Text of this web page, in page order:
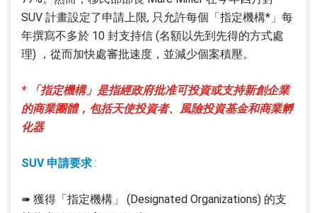
SUV 計畫設定了申請上限, 只允許每個「指定機構*」每
年撰寫不多於 10 封支持信 (名額以先到先得的方式處
理) ，從而加快處審批速度，並減少個案積壓。
* 「指定機構」是指經政府批准可投資或支持新創企業
的商業團體，包括天使投資者、風險投資基金和商業孵
化器
SUV 申請要求:
➠ 獲得「指定機構」 (Designated Organizations) 的支